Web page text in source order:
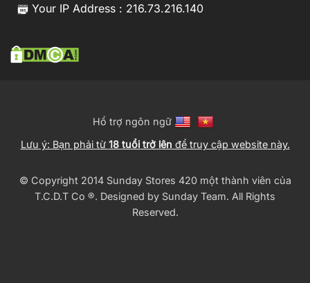
Your IP Address : 216.73.216.140
Hổ trợ ngôn ngữ
Lưu ý: Bạn phải từ 18 tuổi trở lên để truy cập website này.
© Copyright 2014 Sunday Stores 420 một thành viên của
T.C.D.T Co ®️. Designed by Sunday Team. All Rights
Reserved.